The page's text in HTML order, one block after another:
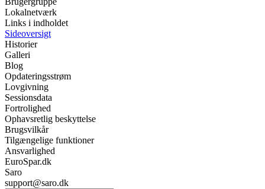
Lokalnetværk
Links i indholdet
Sideoversigt
Historier
Galleri
Blog
Opdateringsstrøm
Lovgivning
Sessionsdata
Fortrolighed
Ophavsretlig beskyttelse
Brugsvilkår
Tilgængelige funktioner
Ansvarlighed
EuroSpar.dk
Saro
support@saro.dk